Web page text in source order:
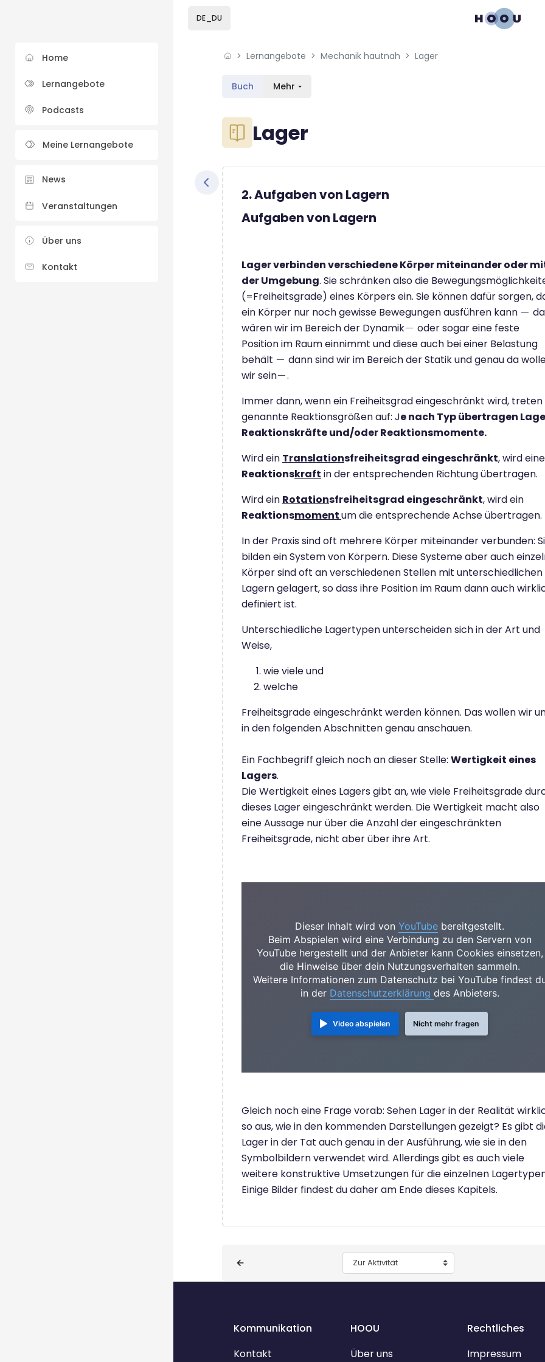
Home
Lernangebote
Podcasts
Meine Lernangebote
News
Veranstaltungen
Über uns
Kontakt
DE_DU
Lernangebote Mechanik hautnah Lager
Buch Mehr
BlöckeLager
Blöcke
Abschlussbedingungen
2. Aufgaben von Lagern
Aufgaben von Lagern
Lager verbinden verschiedene Körper miteinander oder
der Umgebung. Sie schränken also die
(=Freiheitsgrade) eines Körpers ein. Sie können dafür sorgen,
ein Körper nur noch gewisse Bewegungen ausführen kann −
−
wären wir im Bereich der Dynamik−
− oder sogar eine feste
Position im Raum einnimmt und diese auch bei einer Belastung
behält −
− dann sind wir im Bereich der Statik und genau da
wir sein−
− .
Immer dann, wenn ein Freiheitsgrad eingeschränkt wird, treten
genannte Reaktionsgrößen auf: Je nach Typ übertragen
Reaktionskräfte und/oder Reaktionsmomente.
Wird ein Translationsfreiheitsgrad eingeschränkt, wird eine
Reaktionskraft in der entsprechenden Richtung übertragen.
Wird ein Rotationsfreiheitsgrad eingeschränkt, wird ein
Reaktionsmomentum die entsprechende Achse übertragen.
In der Praxis sind oft mehrere Körper miteinander verbunden:
bilden ein System von Körpern. Diese Systeme aber auch
Körper sind oft an verschiedenen Stellen mit unterschiedlichen
Lagern gelagert, so dass ihre Position im Raum dann auch
definiert ist.
Unterschiedliche Lagertypen unterscheiden sich in der Art und
Weise,
wie viele und
welche
Freiheitsgrade eingeschränkt werden können. Das wollen wir
in den folgenden Abschnitten genau anschauen.
Ein Fachbegriff gleich noch an dieser Stelle: Wertigkeit eines
Lagers.
Die Wertigkeit eines Lagers gibt an, wie viele Freiheitsgrade
dieses Lager eingeschränkt werden. Die Wertigkeit macht also
eine Aussage nur über die Anzahl der eingeschränkten
Freiheitsgrade, nicht aber über ihre Art.
Dieser Inhalt wird von YouTube bereitgestellt.
Beim Abspielen wird eine Verbindung zu den Servern von
YouTube hergestellt und der Anbieter kann Cookies einsetzen,
die Hinweise über dein Nutzungsverhalten sammeln.
Weitere Informationen zum Datenschutz bei YouTube findest
in der Datenschutzerklärung des Anbieters.
Video abspielen Nicht mehr fragen
Gleich noch eine Frage vorab: Sehen Lager in der Realität
so aus, wie in den kommenden Darstellungen gezeigt? Es gibt
Lager in der Tat auch genau in der Ausführung, wie sie in den
Symbolbildern verwendet wird. Allerdings gibt es auch viele
weitere konstruktive Umsetzungen für die einzelnen
Einige Bilder findest du daher am Ende dieses Kapitels.
Blöcke Zur Aktivität
Kommunikation
Kontakt
HOOU
Über uns
Rechtliches
Impressum